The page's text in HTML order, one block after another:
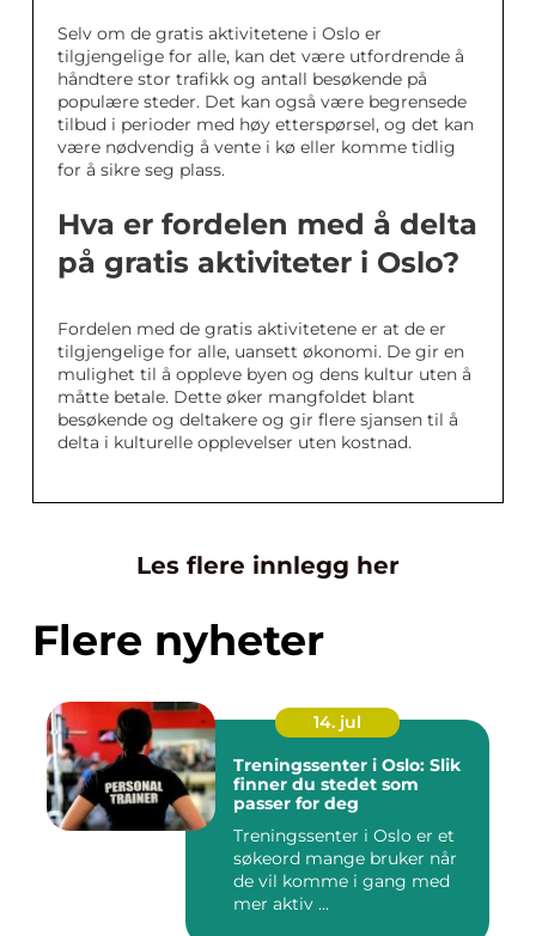
Selv om de gratis aktivitetene i Oslo er
tilgjengelige for alle, kan det være utfordrende å
håndtere stor trafikk og antall besøkende på
populære steder. Det kan også være begrensede
tilbud i perioder med høy etterspørsel, og det kan
være nødvendig å vente i kø eller komme tidlig
for å sikre seg plass.
Hva er fordelen med å delta
på gratis aktiviteter i Oslo?
Fordelen med de gratis aktivitetene er at de er
tilgjengelige for alle, uansett økonomi. De gir en
mulighet til å oppleve byen og dens kultur uten å
måtte betale. Dette øker mangfoldet blant
besøkende og deltakere og gir flere sjansen til å
delta i kulturelle opplevelser uten kostnad.
Les flere innlegg her
Flere nyheter
14. jul
Treningssenter i Oslo: Slik
finner du stedet som
passer for deg
Treningssenter i Oslo er et
søkeord mange bruker når
de vil komme i gang med
mer aktiv ...